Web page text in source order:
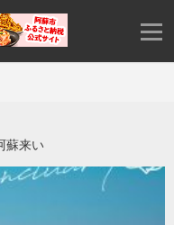
蘇来い